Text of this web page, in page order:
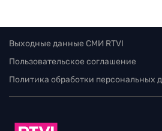
Выходные данные СМИ RTVI
Пользовательское соглашение
Политика обработки персональных